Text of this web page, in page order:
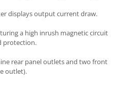
displays output current draw.
a high inrush magnetic circuit
protection.
rear panel outlets and two front
outlet).